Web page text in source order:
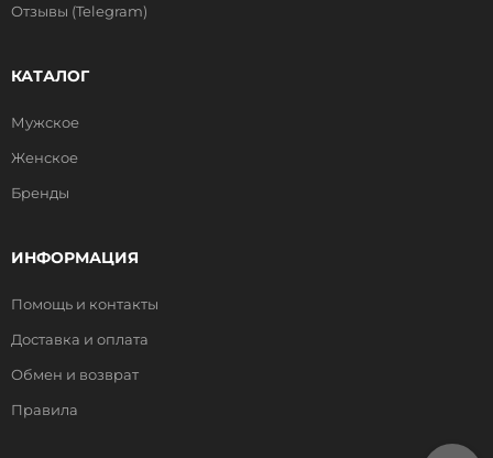
Отзывы (Telegram)
КАТАЛОГ
Мужское
Женское
Бренды
ИНФОРМАЦИЯ
Помощь и контакты
Доставка и оплата
Обмен и возврат
Правила